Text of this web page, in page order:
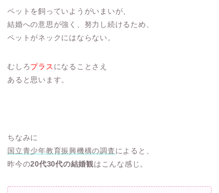
ペットを飼っていようがいまいが、
結婚への意思が強く、努力し続けるため、
ペットがネックにはならない。
むしろプラス になることさえ
あると思います。
ちなみに
国立青少年教育振興機構の調査によると、
昨今の20代30代の結婚観はこんな感じ。